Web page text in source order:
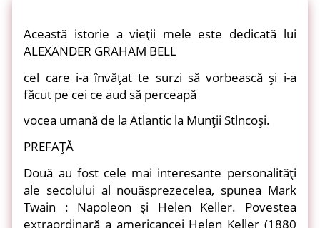
Această istorie a vieţii mele este dedicată lui
ALEXANDER GRAHAM BELL
cel care i-a învăţat te surzi să vorbească şi i-a
făcut pe cei ce aud să perceapă
vocea umană de la Atlantic la Munţii Stlncoşi.
PREFAŢĂ
Două au fost cele mai interesante personalităţi
ale secolului al nouăsprezecelea, spunea Mark
Twain : Napoleon şi Helen Keller. Povestea
extraordinară a americancei Helen Keller (1880